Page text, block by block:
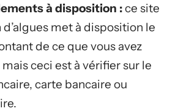
à disposition :ce site
met à disposition le
de ce que vous avez
ceci est à vérifier sur le
carte bancaire ou